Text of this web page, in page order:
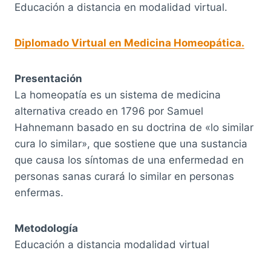
Educación a distancia en modalidad virtual.
Diplomado Virtual en Medicina Homeopática.
Presentación
La homeopatía es un sistema de medicina
alternativa creado en 1796 por Samuel
Hahnemann basado en su doctrina de «lo similar
cura lo similar», que sostiene que una sustancia
que causa los síntomas de una enfermedad en
personas sanas curará lo similar en personas
enfermas.
Metodología
Educación a distancia modalidad virtual